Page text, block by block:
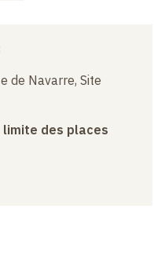
de Navarre, Site
limite des places